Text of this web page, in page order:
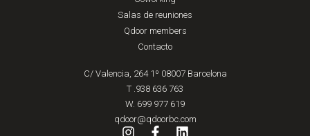
Salas de reuniones
Qdoor members
Contacto
C/ Valencia, 264 1º 08007 Barcelona
T .938 636 763
W. 699 977 619
qdoor@qdoorbc.com